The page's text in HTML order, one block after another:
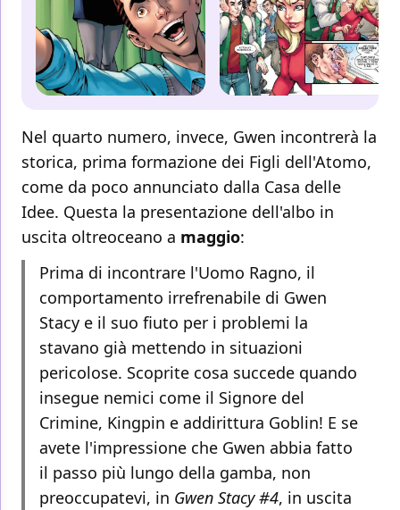
Nel quarto numero, invece, Gwen incontrerà la
storica, prima formazione dei Figli dell'Atomo,
come da poco annunciato dalla Casa delle
Idee. Questa la presentazione dell'albo in
uscita oltreoceano a maggio:
Prima di incontrare l'Uomo Ragno, il
comportamento irrefrenabile di Gwen
Stacy e il suo fiuto per i problemi la
stavano già mettendo in situazioni
pericolose. Scoprite cosa succede quando
insegue nemici come il Signore del
Crimine, Kingpin e addirittura Goblin! E se
avete l'impressione che Gwen abbia fatto
il passo più lungo della gamba, non
preoccupatevi, in Gwen Stacy #4, in uscita